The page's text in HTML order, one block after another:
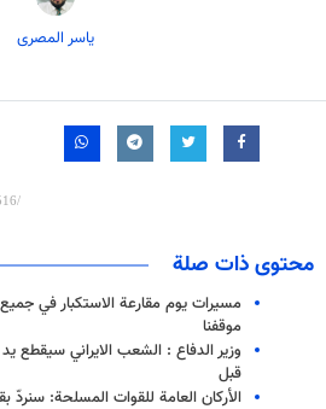
یاسر المصری
محتوى ذات صلة
مسيرات يوم مقارعة الاستكبار في
موقفنا
وزير الدفاع : الشعب الايراني سيقطع
قبل
الأركان العامة للقوات المسلحة: